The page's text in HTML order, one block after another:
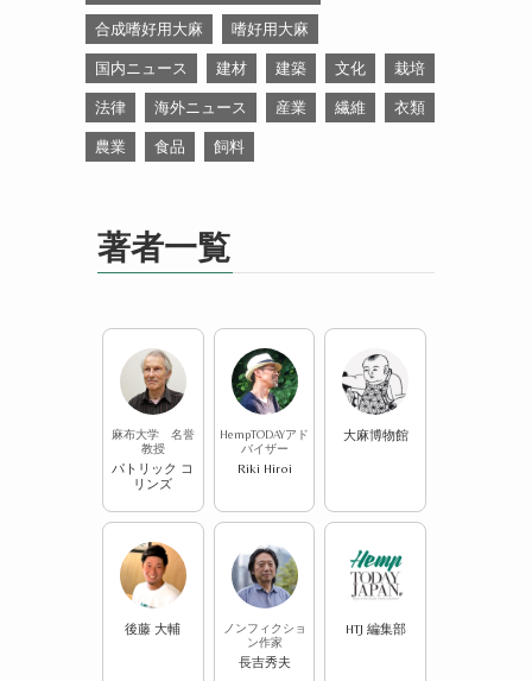
合成嗜好用大麻 嗜好用大麻
国内ニュース 建材 建築 文化 栽培
法律 海外ニュース 産業 繊維 衣類
農業 食品 飼料
著者一覧
麻布大学 名誉
教授
パトリック コ
リンズ
HempTODAYアド
バイザー
Riki Hiroi
大麻博物館
後藤 大輔
ノンフィクショ
ン作家
長吉秀夫
HTJ 編集部